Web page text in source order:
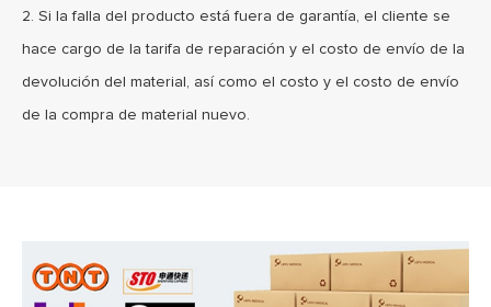
2. Si la falla del producto está fuera de garantía, el cliente se
hace cargo de la tarifa de reparación y el costo de envío de la
devolución del material, así como el costo y el costo de envío
de la compra de material nuevo.